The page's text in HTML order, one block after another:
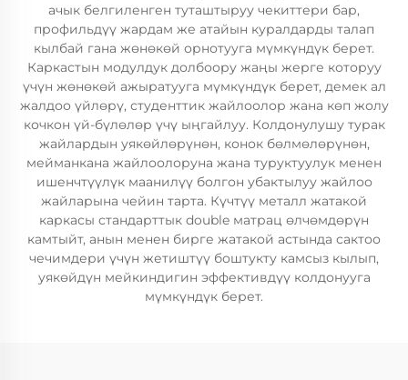
ачык белгиленген туташтыруу чекиттери бар,
профильдүү жардам же атайын куралдарды талап
кылбай гана жөнөкөй орнотууга мүмкүндүк берет.
Каркастын модулдук долбоору жаңы жерге которуу
үчүн жөнөкөй ажыратууга мүмкүндүк берет, демек ал
жалдоо үйлөрү, студенттик жайлоолор жана көп жолу
кочкон үй-бүлөлөр үчү ыңгайлуу. Колдонулушу турак
жайлардын уякөйлөрүнөн, конок бөлмөлөрүнөн,
мейманкана жайлоолоруна жана туруктуулук менен
ишенчтүүлүк маанилүү болгон убактылуу жайлоо
жайларына чейин тарта. Күчтүү металл жатакой
каркасы стандарттык double матрац өлчөмдөрүн
камтыйт, анын менен бирге жатакой астында сактоо
чечимдери үчүн жетиштүү боштукту камсыз кылып,
уякөйдүн мейкиндигин эффективдүү колдонууга
мүмкүндүк берет.